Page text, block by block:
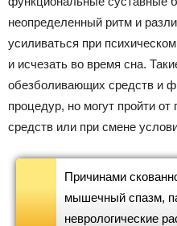
неопределенный ритм и
усиливаться при
и исчезать во время сна.
обезболивающих средств и
процедур, но могут пройти
средств или при смене
Причинами
мышечный спазм,
неврологические